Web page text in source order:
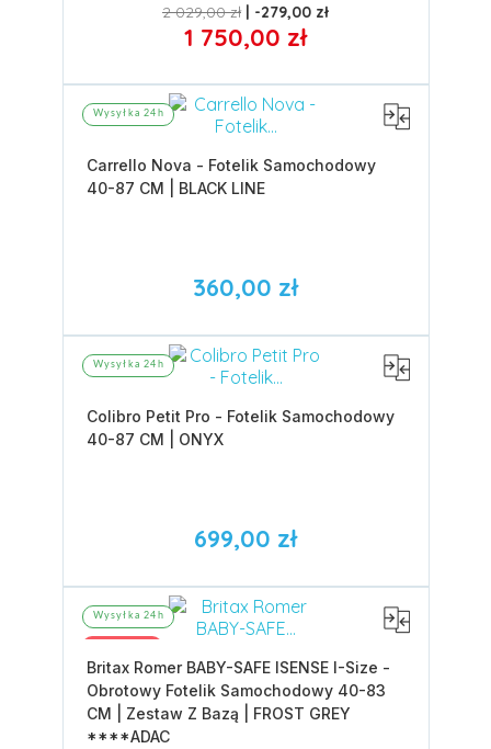
2 029,00 zł -279,00 zł
1 750,00 zł
Wysyłka 24h
Carrello Nova - Fotelik Samochodowy
40-87 CM | BLACK LINE
360,00 zł
Wysyłka 24h
Colibro Petit Pro - Fotelik Samochodowy
40-87 CM | ONYX
699,00 zł
Wysyłka 24h
Britax Romer BABY-SAFE ISENSE I-Size -
Obrotowy Fotelik Samochodowy 40-83
CM | Zestaw Z Bazą | FROST GREY
****ADAC